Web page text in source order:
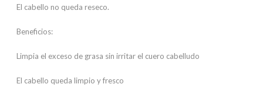
El cabello no queda reseco.
Beneficios:
Limpia el exceso de grasa sin irritar el cuero cabelludo
El cabello queda limpio y fresco